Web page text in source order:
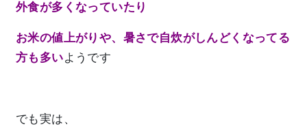
外食が多くなっていたり
お米の値上がりや、暑さで自炊がしんどくなってる
方も多いようです
でも実は、